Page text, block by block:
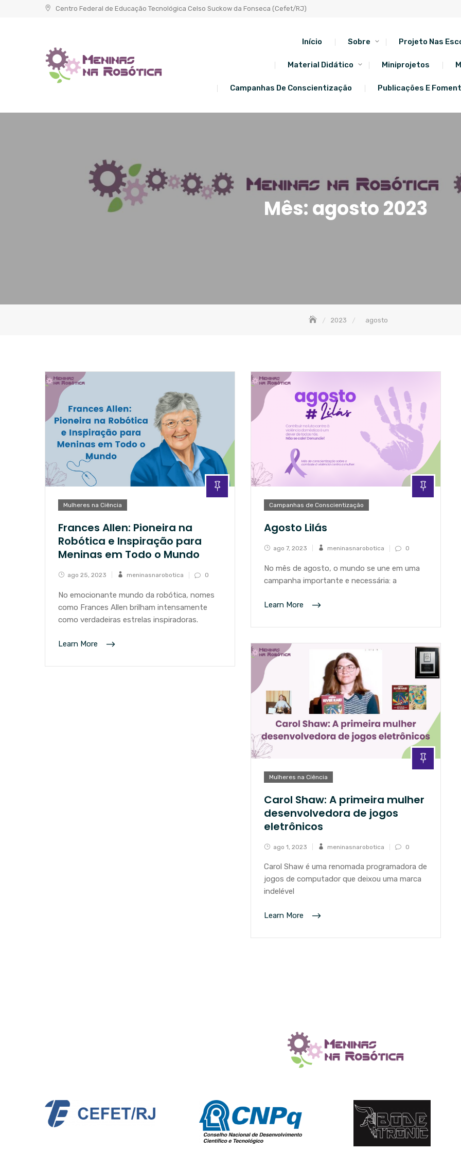
Centro Federal de Educação Tecnológica Celso Suckow da Fonseca (Cefet/RJ)
Início Sobre Projeto Nas
Material Didático Miniprojetos
Campanhas De Conscientização Publicações E
Mês:agosto 2023
2023 agosto
Mulheres na Ciência
Frances Allen: Pioneira na
Robótica e Inspiração para
Meninas em Todo o Mundo
ago 25, 2023 meninasnarobotica 0
No emocionante mundo da robótica, nomes
como Frances Allen brilham intensamente
como verdadeiras estrelas inspiradoras.
Learn More
Campanhas de Conscientização
Agosto Lilás
ago 7, 2023 meninasnarobotica 0
No mês de agosto, o mundo se une em uma
campanha importante e necessária: a
Learn More
Mulheres na Ciência
Carol Shaw: A primeira mulher
desenvolvedora de jogos
eletrônicos
ago 1, 2023 meninasnarobotica 0
Carol Shaw é uma renomada programadora de
jogos de computador que deixou uma marca
indelével
Learn More